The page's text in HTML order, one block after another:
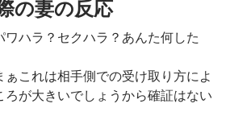
の妻の反応
ワハラ？セクハラ？あんた何した
これは相手側での受け取り方によ
ろが大きいでしょうから確証はない